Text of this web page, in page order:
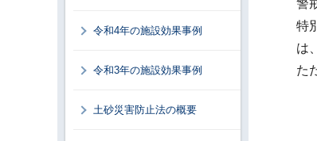
警
特
は
た
令和4年の施設効果事例
令和3年の施設効果事例
土砂災害防止法の概要